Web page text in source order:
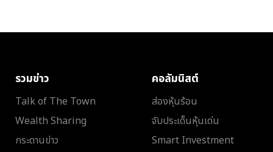
รวมข่าว
Talk of The Town
Wealth Sharing
กระดานข่าว
คอลัมนิสต์
ส่องหุ้นร้อน
จับประเด็นหุ้นเด่น
Smart Investment